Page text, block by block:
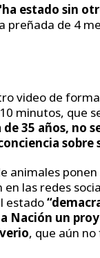
estado sin
preñada de 4
video de
minutos, que
35 años, no
sobre
animales
las redes
estado
Nación un
, que aún